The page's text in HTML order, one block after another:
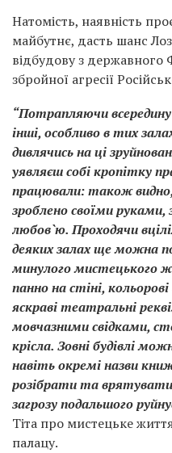
Натомість, наявність
майбутнє, дасть шанс
відбудову з державного
збройної агресії
“Потрапляючи всередину
інші, особливо в тих
дивлячись на ці
уявляєш собі кропітку
працювали: також
зроблено своїми
любов`ю. Проходячи
деяких залах ще можна
минулого мистецького
панно на стіні,
яскраві театральні
мовчазними свідками,
крісла. Зовні будівлі
навіть окремі назви
розібрати та врятувати
загрозу подальшого
Тіта про мистецьке
палацу.